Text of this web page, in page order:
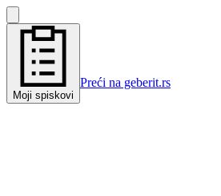
Moji spiskovi
Preći na geberit.rs